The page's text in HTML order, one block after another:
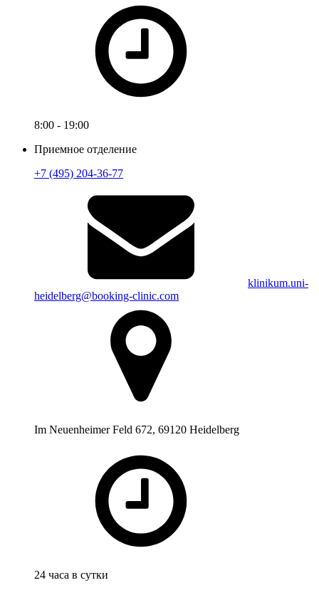
8:00 - 19:00
Приемное отделение
+7 (495) 204-36-77
klinikum.uni-
heidelberg@booking-clinic.com
Im Neuenheimer Feld 672, 69120 Heidelberg
24 часа в сутки